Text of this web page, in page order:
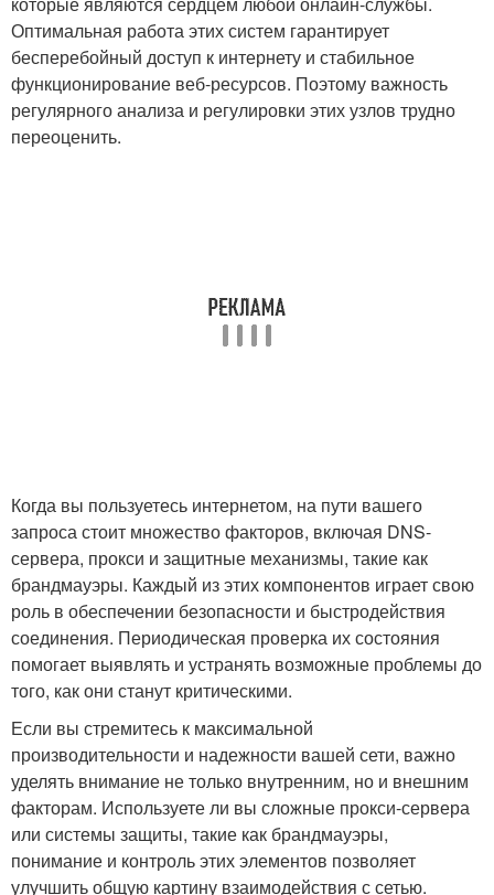
Оптимальная работа этих систем гарантирует
бесперебойный доступ к интернету и стабильное
функционирование веб-ресурсов. Поэтому важность
регулярного анализа и регулировки этих узлов трудно
переоценить.
Когда вы пользуетесь интернетом, на пути вашего
запроса стоит множество факторов, включая DNS-
сервера, прокси и защитные механизмы, такие как
брандмауэры. Каждый из этих компонентов играет свою
роль в обеспечении безопасности и быстродействия
соединения. Периодическая проверка их состояния
помогает выявлять и устранять возможные проблемы до
того, как они станут критическими.
Если вы стремитесь к максимальной
производительности и надежности вашей сети, важно
уделять внимание не только внутренним, но и внешним
факторам. Используете ли вы сложные прокси-сервера
или системы защиты, такие как брандмауэры,
понимание и контроль этих элементов позволяет
улучшить общую картину взаимодействия с сетью.